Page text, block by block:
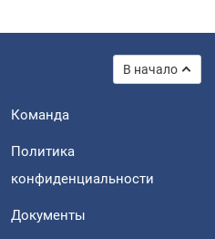
В начало
Команда
Политика
конфиденциальности
Документы